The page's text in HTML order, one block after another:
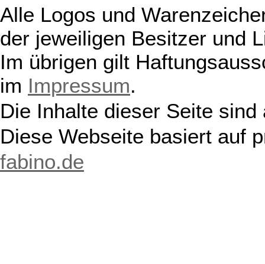
Alle Logos und
der jeweiligen Besitzer und
Im übrigen gilt
im Impressum.
Die Inhalte dieser Seite
Diese Webseite basiert auf
fabino.de